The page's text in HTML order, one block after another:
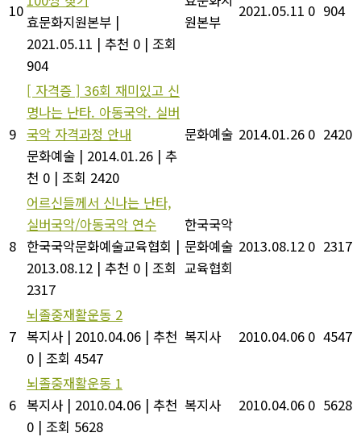
10
효문화지원본부 |
2021.05.11 | 추천 0 | 조회
904
원본부
2021.05.11 0 904
9
[ 자격증 ] 36회 재미있고 신
명나는 난타. 아동국악. 실버
국악 자격과정 안내
문화예술 | 2014.01.26 | 추
천 0 | 조회 2420
문화예술 2014.01.26 0 2420
8
어르신들께서 신나는 난타,
실버국악/아동국악 연수
한국국악문화예술교육협회 |
2013.08.12 | 추천 0 | 조회
2317
한국국악
문화예술
교육협회
2013.08.12 0 2317
7
뇌졸중재활운동 2
복지사 | 2010.04.06 | 추천
0 | 조회 4547
복지사 2010.04.06 0 4547
6
뇌졸중재활운동 1
복지사 | 2010.04.06 | 추천
0 | 조회 5628
복지사 2010.04.06 0 5628